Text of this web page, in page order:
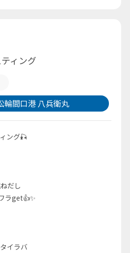
ィング
輪間口港 八兵衛丸
ング🎣
だし
ラget👍✨
イラバ